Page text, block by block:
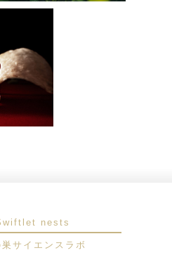
nests
サイエンスラボ